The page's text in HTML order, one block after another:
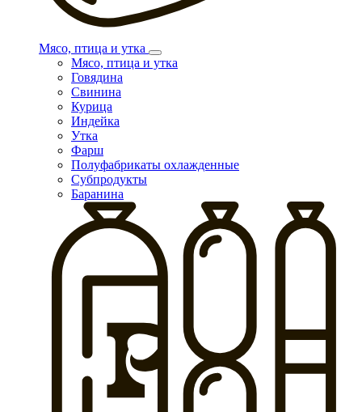
Мясо, птица и утка
Мясо, птица и утка
Говядина
Свинина
Курица
Индейка
Утка
Фарш
Полуфабрикаты охлажденные
Субпродукты
Баранина